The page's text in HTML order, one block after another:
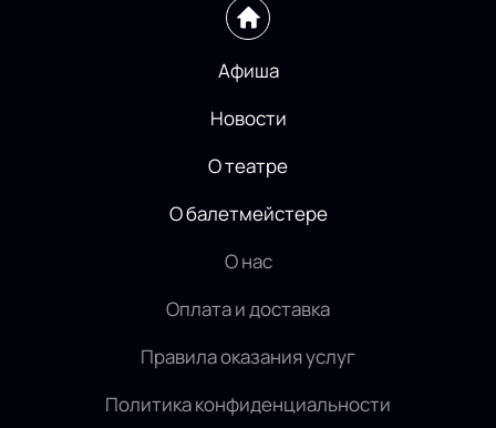
Афиша
Новости
О театре
О балетмейстере
О нас
Оплата и доставка
Правила оказания услуг
Политика конфиденциальности